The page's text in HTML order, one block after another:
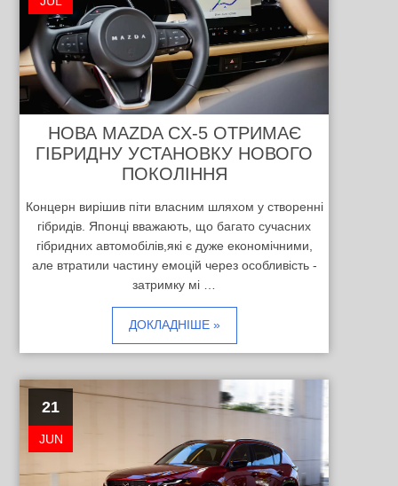
НОВА MAZDA CX-5 ОТРИМАЄ
ГІБРИДНУ УСТАНОВКУ НОВОГО
ПОКОЛІННЯ
Концерн вирішив піти власним шляхом у створенні
гібридів. Японці вважають, що багато сучасних
гібридних автомобілів,які є дуже економічними,
але втратили частину емоцій через особливість -
затримку мі …
ДОКЛАДНІШЕ »
21
JUN